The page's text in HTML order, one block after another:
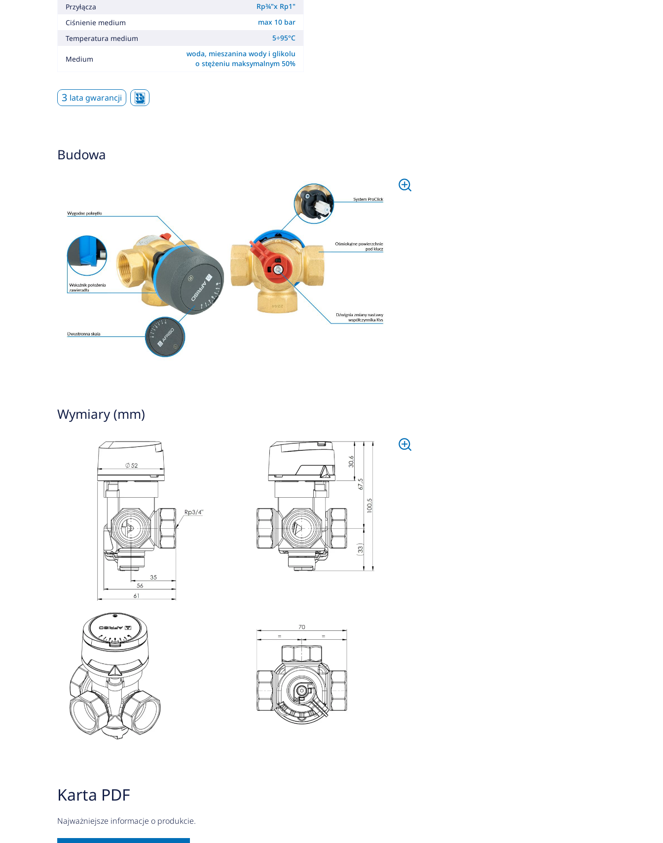
Przyłącza
Rp¾"x Rp1"
Ciśnienie medium
max 10 bar
Temperatura medium
5÷95°C
Medium
woda, mieszanina wody i glikolu
o stężeniu maksymalnym 50%
3 lata gwarancji
Budowa
Wymiary (mm)
Karta PDF
Najważniejsze informacje o produkcie.